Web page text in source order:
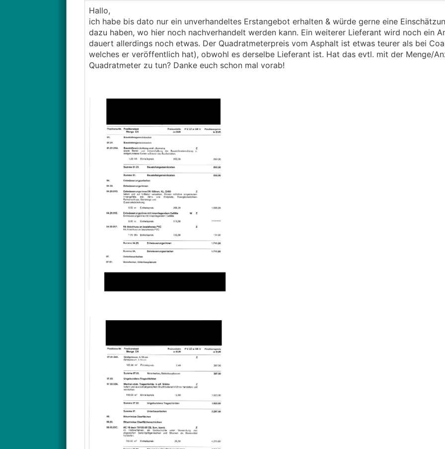
Hallo,
ich habe bis dato nur ein unverhandeltes Erstangebot erhalten & würde gerne eine
dazu haben, wo hier noch nachverhandelt werden kann. Ein weiterer Lieferant wird noch ein
dauert allerdings noch etwas. Der Quadratmeterpreis vom Asphalt ist etwas teurer als bei
welches er veröffentlich hat), obwohl es derselbe Lieferant ist. Hat das evtl. mit der Menge/
Quadratmeter zu tun? Danke euch schon mal vorab!